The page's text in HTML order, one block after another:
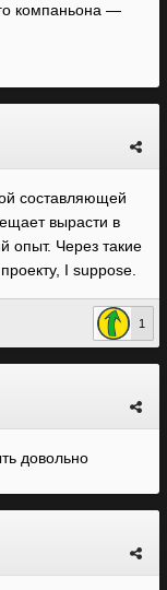
компаньона —
составляющей
вырасти в
опыт. Через такие
I suppose.
1
довольно